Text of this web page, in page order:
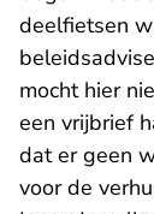
deelfietsen
mocht hier
een vrijbrief
dat er geen
voor de